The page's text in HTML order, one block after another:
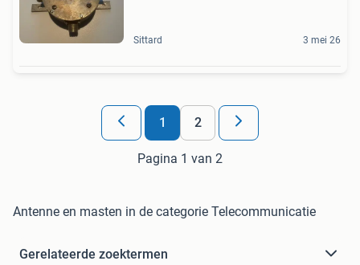
Sittard 3 mei 26
1 2
Pagina 1 van 2
Antenne en masten in de categorie Telecommunicatie
Gerelateerde zoektermen